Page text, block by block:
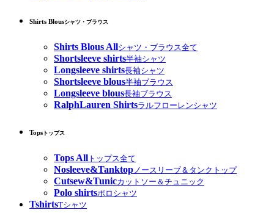
Shirts Blousシャツ・ブラウス
Shirts Blous Allシャツ・ブラウス全て
Shortsleeve shirts半袖シャツ
Longsleeve shirts長袖シャツ
Shortsleeve blous半袖ブラウス
Longsleeve blous長袖ブラウス
RalphLauren Shirtsラルフローレンシャツ
Tops トップス
Tops All トップス全て
Nosleeve&Tanktopノースリーブ＆タンクトップ
Cutsew&Tunicカットソー＆チュニック
Polo shirtsポロシャツ
TshirtsTシャツ